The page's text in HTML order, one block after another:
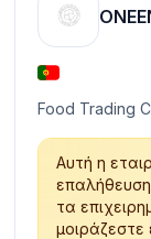
Food Trading
Αυτή η
τα